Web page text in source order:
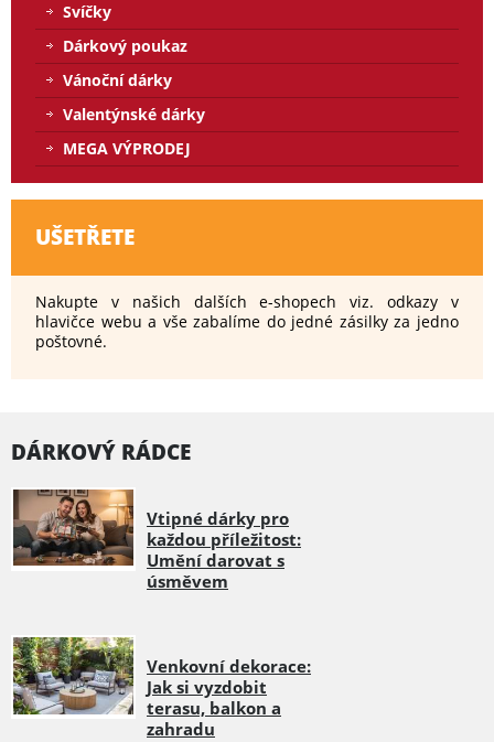
Svíčky
Dárkový poukaz
Vánoční dárky
Valentýnské dárky
MEGA VÝPRODEJ
UŠETŘETE
Nakupte v našich dalších e-shopech viz. odkazy v
hlavičce webu a vše zabalíme do jedné zásilky za jedno
poštovné.
DÁRKOVÝ RÁDCE
Vtipné dárky pro
každou příležitost:
Umění darovat s
úsměvem
Venkovní dekorace:
Jak si vyzdobit
terasu, balkon a
zahradu